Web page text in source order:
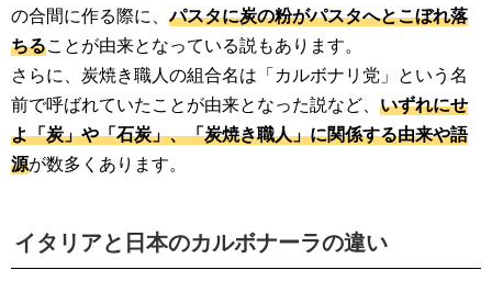
の合間に作る際に、パスタに炭の粉がパスタへとこぼれ落
ちることが由来となっている説もあります。
さらに、炭焼き職人の組合名は「カルボナリ党」という名
前で呼ばれていたことが由来となった説など、 いずれにせ
よ「炭」や「石炭」、「炭焼き職人」に関係する由来や語
源が数多くあります。
イタリアと日本のカルボナーラの違い